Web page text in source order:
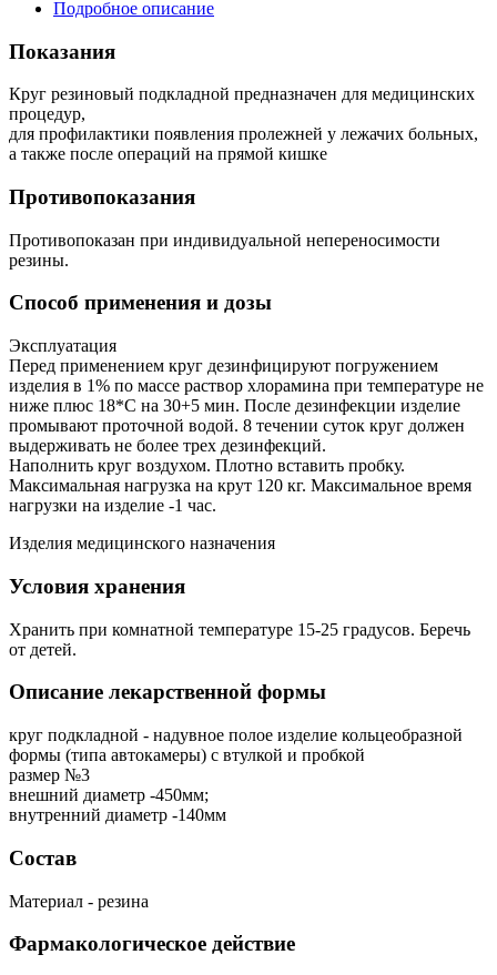
Подробное описание
Показания
Круг резиновый подкладной предназначен для медицинских
процедур,
для профилактики появления пролежней у лежачих больных,
а также после операций на прямой кишке
Противопоказания
Противопоказан при индивидуальной непереносимости
резины.
Способ применения и дозы
Эксплуатация
Перед применением круг дезинфицируют погружением
изделия в 1% по массе раствор хлорамина при температуре не
ниже плюс 18*С на 30+5 мин. После дезинфекции изделие
промывают проточной водой. 8 течении суток круг должен
выдерживать не более трех дезинфекций.
Наполнить круг воздухом. Плотно вставить пробку.
Максимальная нагрузка на крут 120 кг. Максимальное время
нагрузки на изделие -1 час.
Изделия медицинского назначения
Условия хранения
Хранить при комнатной температуре 15-25 градусов. Беречь
от детей.
Описание лекарственной формы
круг подкладной - надувное полое изделие кольцеобразной
формы (типа автокамеры) с втулкой и пробкой
размер №3
внешний диаметр -450мм;
внутренний диаметр -140мм
Состав
Материал - резина
Фармакологическое действие